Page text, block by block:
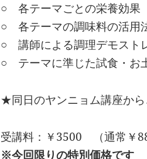
○ 各テーマごとの栄養効果
○ 各テーマの調味料の活用
○ 講師による調理デモスト
○ テーマに準じた試食・お
★同日のヤンニョム講座から
受講料：￥3500 （通常￥
※今回限りの特別価格です